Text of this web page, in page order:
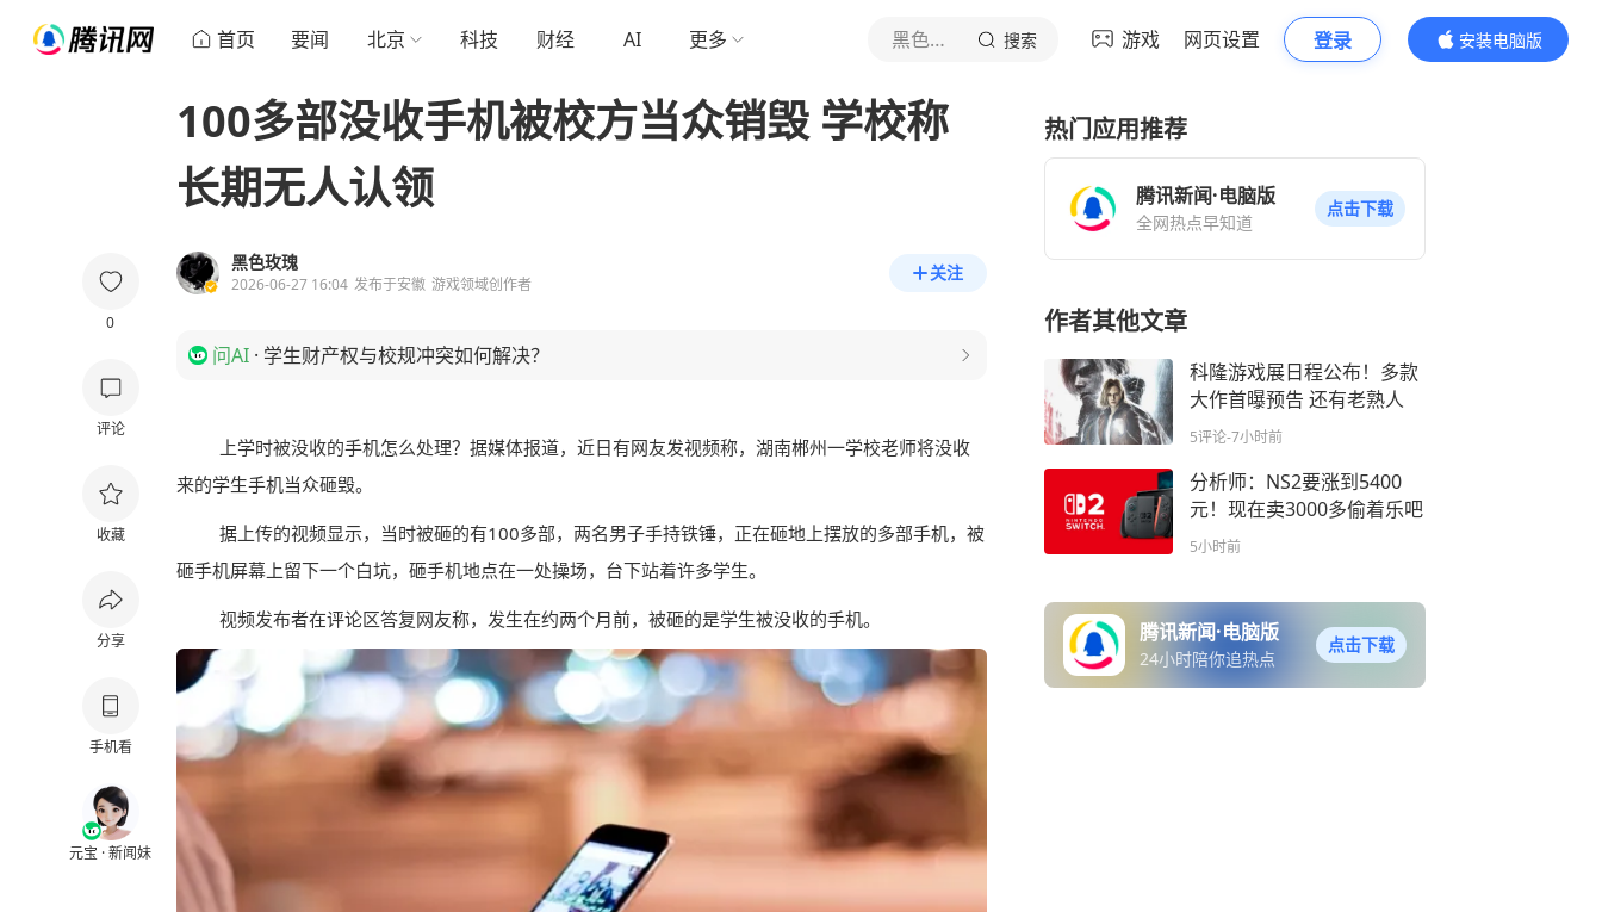
首页 要闻 北京 科技 财经 AI 更多 黑色玫瑰 搜索 游戏 网页设置 登录
安装电脑版
内容更精彩
0
评论
收藏
分享
手机看
元宝 · 新闻妹
100多部没收手机被校方当众销毁 学校称
长期无人认领
黑色玫瑰
2026-06-27 16:04 发布于安徽 游戏领域创作者
关注
问AI · 学生财产权与校规冲突如何解决？
上学时被没收的手机怎么处理？据媒体报道，近日有网友发视频称，湖南郴州一学校老师将没收
来的学生手机当众砸毁。
据上传的视频显示，当时被砸的有100多部，两名男子手持铁锤，正在砸地上摆放的多部手机，被
砸手机屏幕上留下一个白坑，砸手机地点在一处操场，台下站着许多学生。
视频发布者在评论区答复网友称，发生在约两个月前，被砸的是学生被没收的手机。
热门应用推荐
腾讯新闻·电脑版
全网热点早知道
点击下载
作者其他文章
科隆游戏展日程公布！多款
大作首曝预告 还有老熟人
5评论-7小时前
分析师：NS2要涨到5400
元！现在卖3000多偷着乐吧
5小时前
腾讯新闻·电脑版
24小时陪你追热点
点击下载